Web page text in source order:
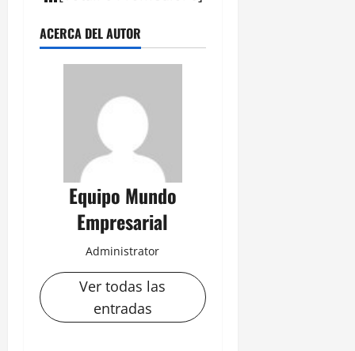
ACERCA DEL AUTOR
Equipo Mundo
Empresarial
Administrator
Ver todas las
entradas